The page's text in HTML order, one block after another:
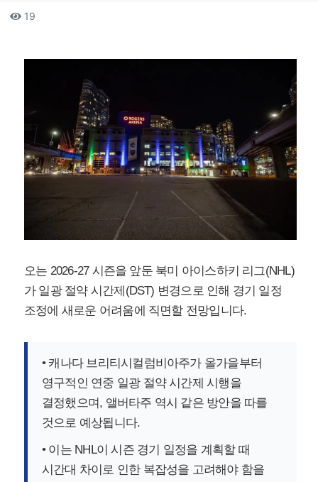
컨텐츠 정보
19
오는 2026-27 시즌을 앞둔 북미 아이스하키 리그(NHL)
가 일광 절약 시간제(DST) 변경으로 인해 경기 일정
조정에 새로운 어려움에 직면할 전망입니다.
• 캐나다 브리티시컬럼비아주가 올가을부터
영구적인 연중 일광 절약 시간제 시행을
결정했으며, 앨버타주 역시 같은 방안을 따를
것으로 예상됩니다.
• 이는 NHL이 시즌 경기 일정을 계획할 때
시간대 차이로 인한 복잡성을 고려해야 함을